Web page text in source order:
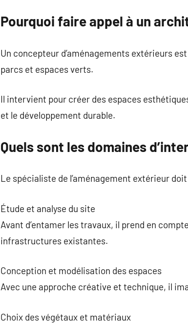
Pourquoi faire appel à un
Un concepteur d’aménagements extérieurs
parcs et espaces verts.
Il intervient pour créer des espaces
et le développement durable.
Quels sont les domaines
Le spécialiste de l’aménagement extérieur
Étude et analyse du site
Avant d’entamer les travaux, il prend en
infrastructures existantes.
Conception et modélisation des espaces
Avec une approche créative et technique, il
Choix des végétaux et matériaux